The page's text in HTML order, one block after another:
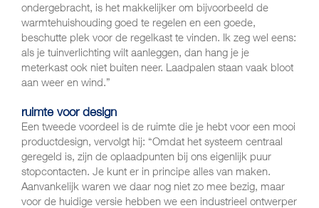
ondergebracht, is het makkelijker om bijvoorbeeld de
warmtehuishouding goed te regelen en een goede,
beschutte plek voor de regelkast te vinden. Ik zeg wel eens:
als je tuinverlichting wilt aanleggen, dan hang je je
meterkast ook niet buiten neer. Laadpalen staan vaak bloot
aan weer en wind.”
ruimte voor design
Een tweede voordeel is de ruimte die je hebt voor een mooi
productdesign, vervolgt hij: “Omdat het systeem centraal
geregeld is, zijn de oplaadpunten bij ons eigenlijk puur
stopcontacten. Je kunt er in principe alles van maken.
Aanvankelijk waren we daar nog niet zo mee bezig, maar
voor de huidige versie hebben we een industrieel ontwerper